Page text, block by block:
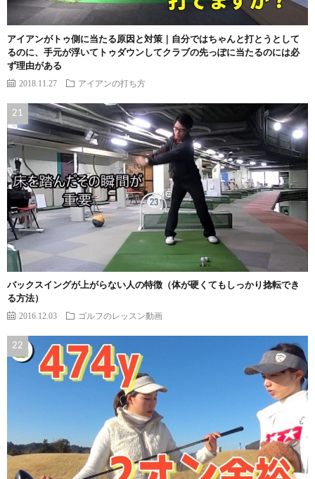
アイアンがトゥ側に当たる原因と対策｜自分ではちゃんと打とうとして
るのに、手元が浮いてトゥダウンしてクラブの先っぽに当たるのには必
ず理由がある
2018.11.27 アイアンの打ち方
バックスイングが上がらない人の特徴（体が硬くてもしっかり捻転でき
る方法）
2016.12.03 ゴルフのレッスン動画